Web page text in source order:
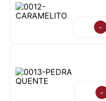
-
-